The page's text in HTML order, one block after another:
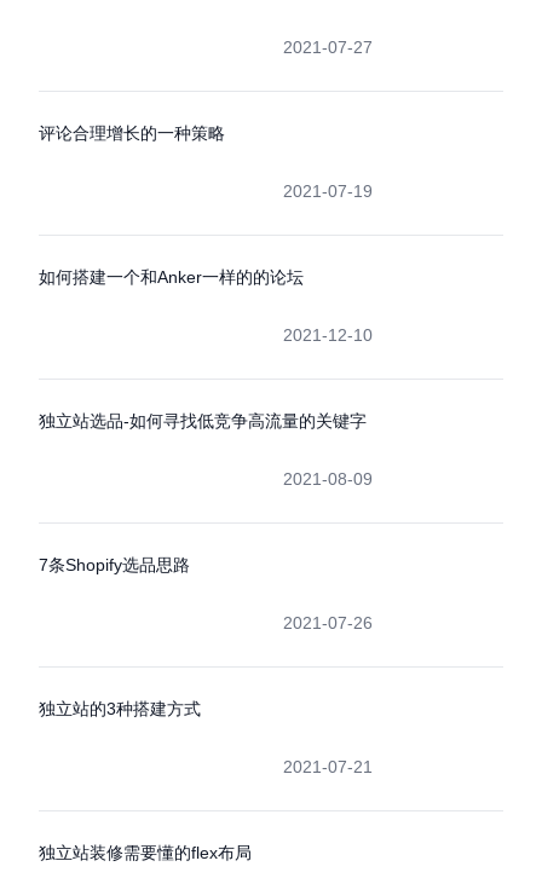
2021-07-27
评论合理增长的一种策略
2021-07-19
如何搭建一个和Anker一样的的论坛
2021-12-10
独立站选品-如何寻找低竞争高流量的关键字
2021-08-09
7条Shopify选品思路
2021-07-26
独立站的3种搭建方式
2021-07-21
独立站装修需要懂的flex布局